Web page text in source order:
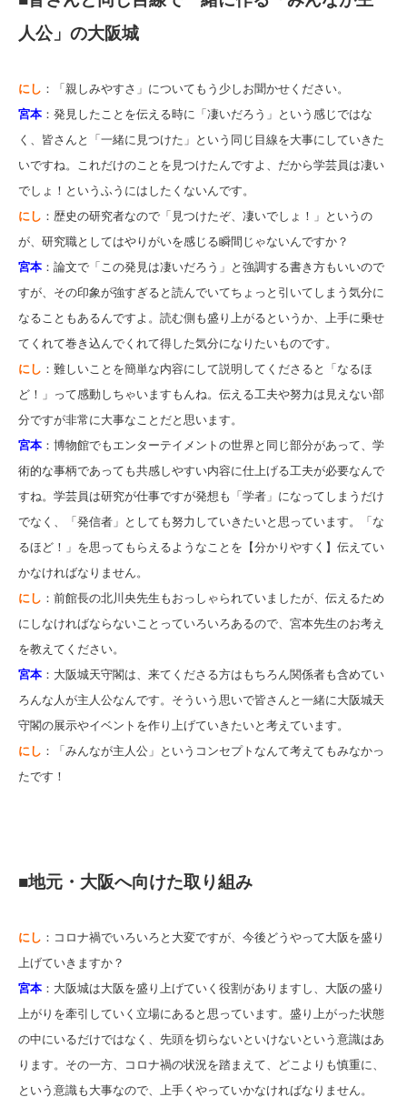
人公」の大阪城
にし ：「親しみやすさ」についてもう少しお聞かせください。
宮本 ：発見したことを伝える時に「凄いだろう」という感じではな
く、皆さんと「一緒に見つけた」という同じ目線を大事にしていきた
いですね。これだけのことを見つけたんですよ、だから学芸員は凄い
でしょ！というふうにはしたくないんです。
にし ：歴史の研究者なので「見つけたぞ、凄いでしょ！」というの
が、研究職としてはやりがいを感じる瞬間じゃないんですか？
宮本 ：論文で「この発見は凄いだろう」と強調する書き方もいいので
すが、その印象が強すぎると読んでいてちょっと引いてしまう気分に
なることもあるんですよ。読む側も盛り上がるというか、上手に乗せ
てくれて巻き込んでくれて得した気分になりたいものです。
にし ：難しいことを簡単な内容にして説明してくださると「なるほ
ど！」って感動しちゃいますもんね。伝える工夫や努力は見えない部
分ですが非常に大事なことだと思います。
宮本 ：博物館でもエンターテイメントの世界と同じ部分があって、学
術的な事柄であっても共感しやすい内容に仕上げる工夫が必要なんで
すね。学芸員は研究が仕事ですが発想も「学者」になってしまうだけ
でなく、「発信者」としても努力していきたいと思っています。「な
るほど！」を思ってもらえるようなことを【分かりやすく】伝えてい
かなければなりません。
にし ：前館長の北川央先生もおっしゃられていましたが、伝えるため
にしなければならないことっていろいろあるので、宮本先生のお考え
を教えてください。
宮本 ：大阪城天守閣は、来てくださる方はもちろん関係者も含めてい
ろんな人が主人公なんです。そういう思いで皆さんと一緒に大阪城天
守閣の展示やイベントを作り上げていきたいと考えています。
にし ：「みんなが主人公」というコンセプトなんて考えてもみなかっ
たです！
■地元・大阪へ向けた取り組み
にし ：コロナ禍でいろいろと大変ですが、今後どうやって大阪を盛り
上げていきますか？
宮本 ：大阪城は大阪を盛り上げていく役割がありますし、大阪の盛り
上がりを牽引していく立場にあると思っています。盛り上がった状態
の中にいるだけではなく、先頭を切らないといけないという意識はあ
ります。その一方、コロナ禍の状況を踏まえて、どこよりも慎重に、
という意識も大事なので、上手くやっていかなければなりません。